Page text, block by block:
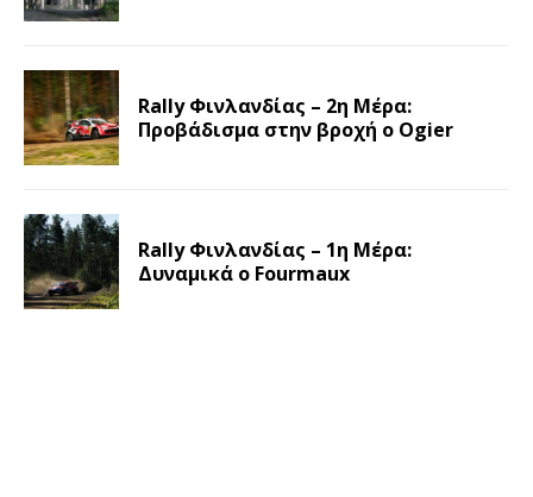
Rally Φινλανδίας – 2η Μέρα:
Προβάδισμα στην βροχή ο Ogier
Rally Φινλανδίας – 1η Μέρα:
Δυναμικά ο Fourmaux